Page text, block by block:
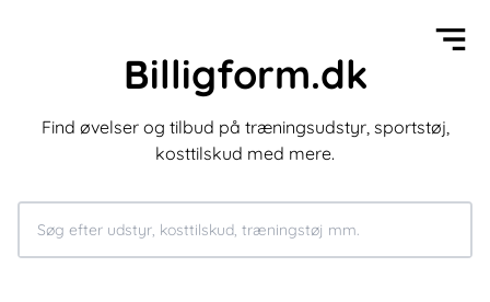
Billigform.dk
Find øvelser og tilbud på træningsudstyr, sportstøj,
kosttilskud med mere.